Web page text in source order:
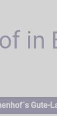
in
Gute-